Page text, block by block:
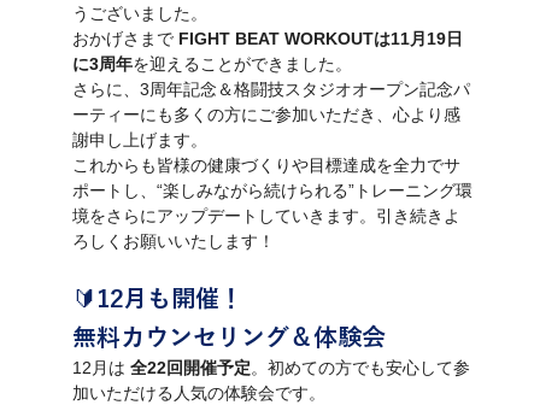
うございました。
おかげさまで FIGHT BEAT WORKOUTは11月19日
に3周年を迎えることができました。
さらに、3周年記念＆格闘技スタジオオープン記念パ
ーティーにも多くの方にご参加いただき、心より感
謝申し上げます。
これからも皆様の健康づくりや目標達成を全力でサ
ポートし、“楽しみながら続けられる”トレーニング環
境をさらにアップデートしていきます。引き続きよ
ろしくお願いいたします！
🔰 12月も開催！
無料カウンセリング＆体験会
12月は 全22回開催予定。初めての方でも安心して参
加いただける人気の体験会です。